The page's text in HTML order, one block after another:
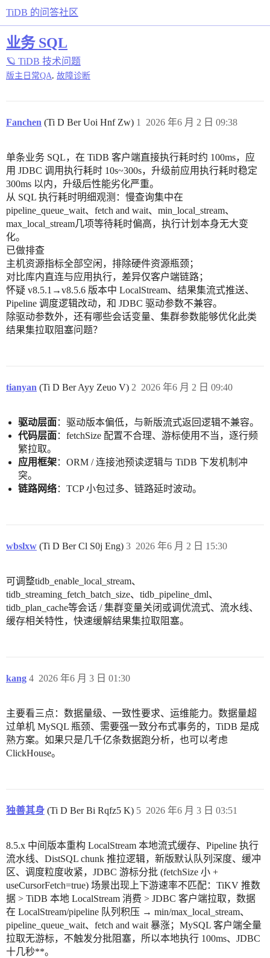
TiDB 的问答社区
业务 SQL
🪐 TiDB 技术问题
版主日常QA, 故障诊断
Fanchen (Ti D Ber Uoi Hnf Zw) 2026 年6 月 2 日 09:38
1
单条业务 SQL，在 TiDB 客户端直接执行耗时约 100ms，应
用 JDBC 调用执行耗时 10s~300s，升级前应用执行耗时稳定
300ms 以内，升级后性能劣化严重。
从 SQL 执行耗时明细观测：慢查询集中在
pipeline_queue_wait、fetch and wait、min_local_stream、
max_local_stream几项等待耗时偏高，执行计划本身无大变
化。
已做排查
主机资源指标全部空闲，排除硬件资源瓶颈；
对比库内直连与应用执行，差异仅客户端链路；
怀疑 v8.5.1→v8.5.6 版本中 LocalStream、结果集流式推送、
Pipeline 调度逻辑改动，和 JDBC 驱动参数不兼容。
除驱动参数外，还有哪些会话变量、集群参数能够优化此类
结果集拉取阻塞问题？
tianyan (Ti D Ber Ayy Zeuo V) 2026 年6 月 2 日 09:40
2
驱动层面：驱动版本偏低，与新版流式返回逻辑不兼容。
代码层面：fetchSize 配置不合理、游标使用不当，逐行频
繁拉取。
应用框架：ORM / 连接池预读逻辑与 TiDB 下发机制冲
突。
链路网络：TCP 小包过多、链路延时波动。
wbslxw (Ti D Ber Cl S0j Eng) 2026 年6 月 2 日 15:30
3
可调整tidb_enable_local_stream、
tidb_streaming_fetch_batch_size、tidb_pipeline_dml、
tidb_plan_cache等会话 / 集群变量关闭或调优流式、流水线、
缓存相关特性，快速缓解结果集拉取阻塞。
kang 2026 年6 月 3 日 01:30
4
主要看三点：数据量级、一致性要求、运维能力。数据量超
过单机 MySQL 瓶颈、需要强一致分布式事务的，TiDB 是成
熟方案。如果只是几千亿条数据跑分析，也可以考虑
ClickHouse。
独善其身 (Ti D Ber Bi Rqfz5 K) 2026 年6 月 3 日 03:51
5
8.5.x 中间版本重构 LocalStream 本地流式缓存、Pipeline 执行
流水线、DistSQL chunk 推拉逻辑，新版默认队列深度、缓冲
区、调度粒度收紧，JDBC 游标分批 (fetchSize 小 +
useCursorFetch=true) 场景出现上下游速率不匹配：TiKV 推数
据 > TiDB 本地 LocalStream 消费 > JDBC 客户端拉取，数据
在 LocalStream/pipeline 队列积压 → min/max_local_stream、
pipeline_queue_wait、fetch and wait 暴涨；MySQL 客户端全量
拉取无游标，不触发分批阻塞，所以本地执行 100ms、JDBC
十几秒**。